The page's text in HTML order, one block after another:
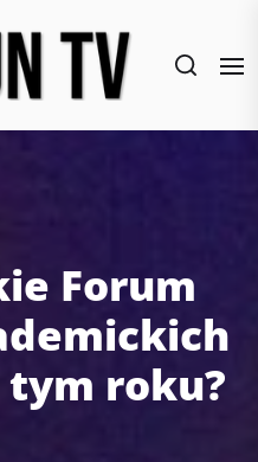
Forum
tym roku?